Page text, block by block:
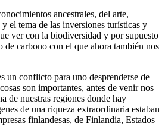
ancestrales, del arte,
el tema de las inversiones turísticas y
ver con la biodiversidad y por supuesto
de carbono con el que ahora también nos
un conflicto para uno desprenderse de
son importantes, antes de venir nos
de nuestras regiones donde hay
de una riqueza extraordinaria estaban
finlandesas, de Finlandia, Estados